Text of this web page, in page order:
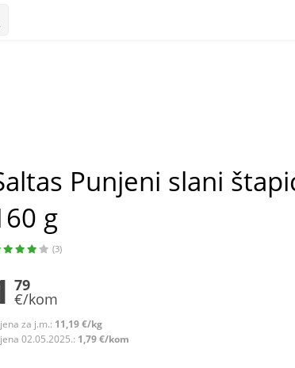
Punjeni slani
g
(3)
79
€/kom
za j.m.: 11,19 €/kg
02.05.2025.: 1,79 €/kom